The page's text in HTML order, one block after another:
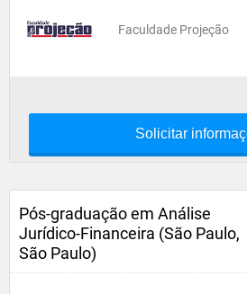
Faculdade Projeção
Solicitar
Pós-graduação em Análise
Jurídico-Financeira (São Paulo,
São Paulo)